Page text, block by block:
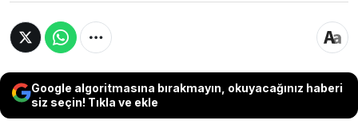
Google algoritmasına bırakmayın, okuyacağınız haberi
siz seçin! Tıkla ve ekle